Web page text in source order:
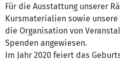
Für die Ausstattung unserer
Kursmaterialien sowie
die Organisation von
Spenden angewiesen.
Im Jahr 2020 feiert das